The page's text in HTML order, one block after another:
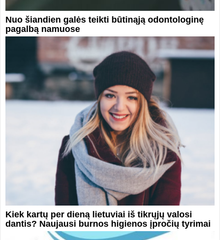
Nuo šiandien galės teikti būtinąją odontologinę
pagalbą namuose
Kiek kartų per dieną lietuviai iš tikrųjų valosi
dantis? Naujausi burnos higienos įpročių tyrimai